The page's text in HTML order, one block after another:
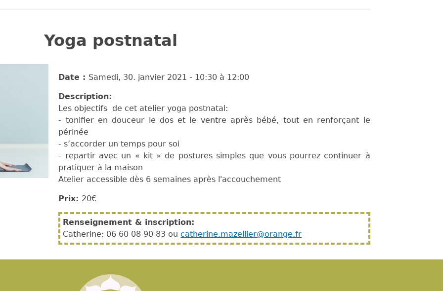
Yoga postnatal
Date : Samedi, 30. janvier 2021 - 10:30 à 12:00
Description:
Les objectifs de cet atelier yoga postnatal:
- tonifier en douceur le dos et le ventre après bébé, tout en renforçant le
périnée
- s’accorder un temps pour soi
- repartir avec un « kit » de postures simples que vous pourrez continuer à
pratiquer à la maison
Atelier accessible dès 6 semaines après l'accouchement
Prix: 20€
Renseignement & inscription:
Catherine: 06 60 08 90 83 ou catherine.mazellier@orange.fr